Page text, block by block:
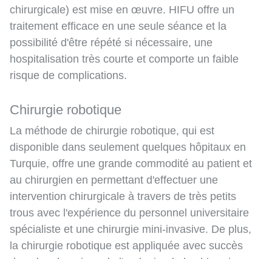
chirurgicale) est mise en œuvre. HIFU offre un
traitement efficace en une seule séance et la
possibilité d'être répété si nécessaire, une
hospitalisation très courte et comporte un faible
risque de complications.
Chirurgie robotique
La méthode de chirurgie robotique, qui est
disponible dans seulement quelques hôpitaux en
Turquie, offre une grande commodité au patient et
au chirurgien en permettant d'effectuer une
intervention chirurgicale à travers de très petits
trous avec l'expérience du personnel universitaire
spécialiste et une chirurgie mini-invasive. De plus,
la chirurgie robotique est appliquée avec succès